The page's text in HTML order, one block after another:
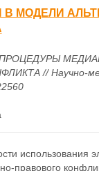
МОДЕЛИ
ПРОЦЕДУРЫ
// Научно-
правового